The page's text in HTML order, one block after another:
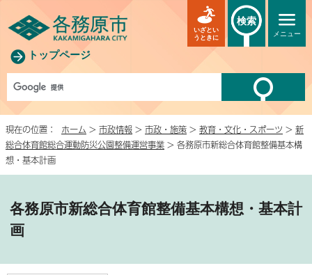
トップページ
メニュー
いざとい
うときに
検索
現在の位置： ホーム > 市政情報 > 市政・施策 > 教育・文化・スポーツ > 新
総合体育館総合運動防災公園整備運営事業 > 各務原市新総合体育館整備基本構
想・基本計画
各務原市新総合体育館整備基本構想・基本計
画